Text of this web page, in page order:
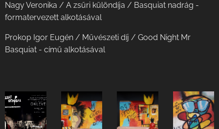
Nagy Veronika / A zsűri különdíja / Basquiat nadrág -
formatervezett alkotásával
Prokop Igor Eugén / Művészeti díj / Good Night Mr
Basquiat - című alkotásával